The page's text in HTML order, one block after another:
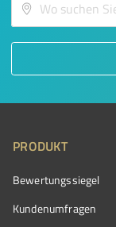
PRODUKT
Bewertungssiegel
Kundenumfragen